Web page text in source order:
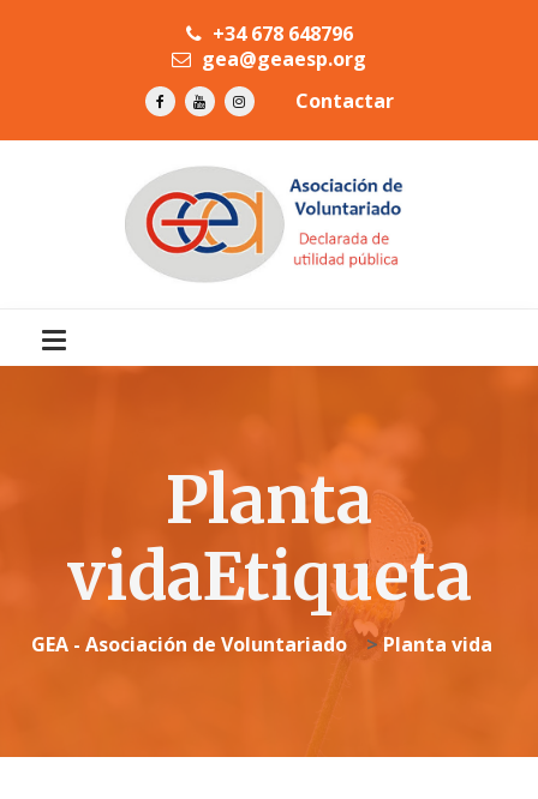
+34 678 648796
gea@geaesp.org
Contactar
Planta
vidaEtiqueta
GEA - Asociación de Voluntariado > Planta vida